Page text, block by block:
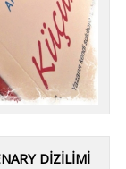
DİZİLİMİ